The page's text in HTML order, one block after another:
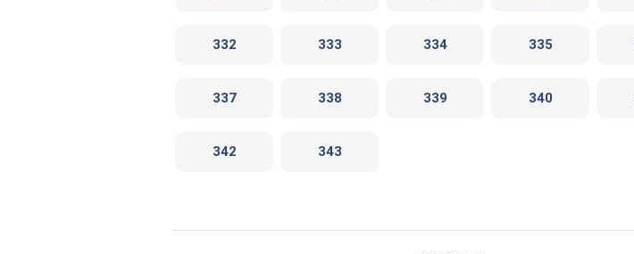
332 333 334 335
337 338 339 340
342 343